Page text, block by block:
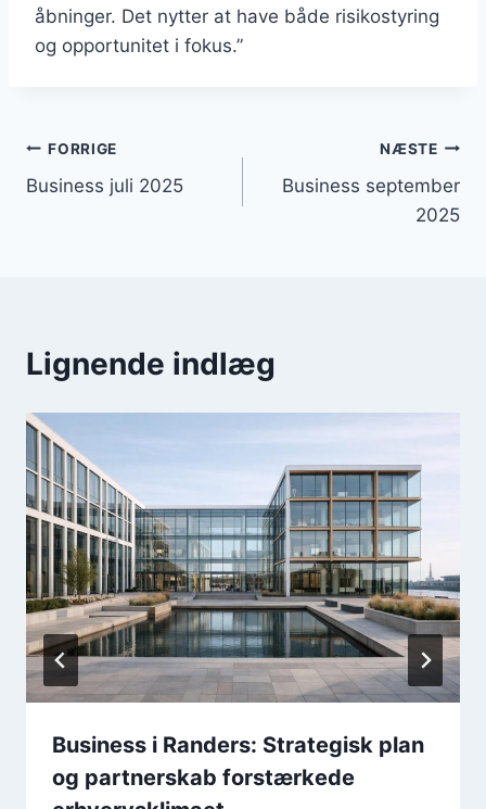
åbninger. Det nytter at have både risikostyring
og opportunitet i fokus.”
Indlægsnavigation
FORRIGE
Business juli 2025
NÆSTE
Business september
2025
Lignende indlæg
Business i Randers: Strategisk plan
og partnerskab forstærkede